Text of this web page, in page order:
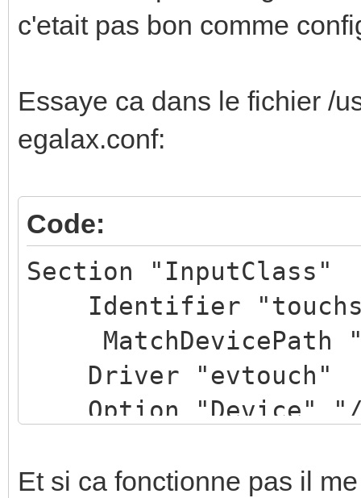
c'etait pas bon comme
Essaye ca dans le fichier /
egalax.conf:
Code:
Section "InputClass"
Identifier
MatchDevicePath
Driver "evtouch"
Option "Device" "/
Option
Et si ca fonctionne pas il